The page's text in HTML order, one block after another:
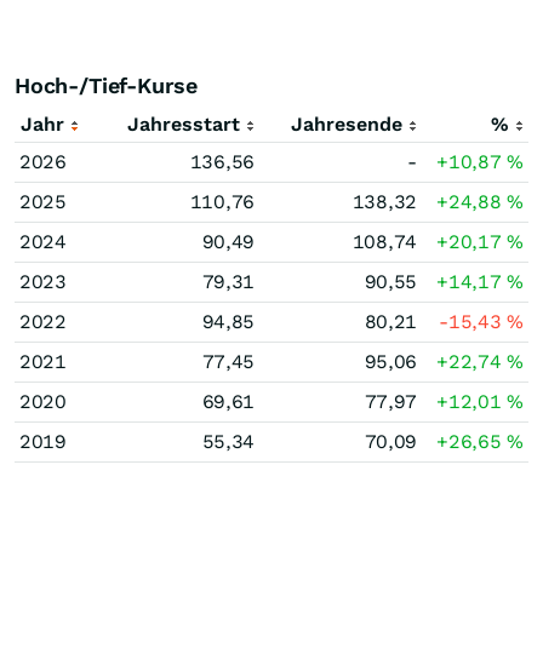
Hoch-/Tief-Kurse
Jahr Jahresstart Jahresende
%
2026
136,56 - +10,87%
2025
110,76 138,32 +24,88%
2024
90,49 108,74 +20,17%
2023
79,31 90,55 +14,17%
2022
94,85 80,21 -15,43%
2021
77,45 95,06 +22,74%
2020
69,61 77,97 +12,01%
2019
55,34 70,09 +26,65%